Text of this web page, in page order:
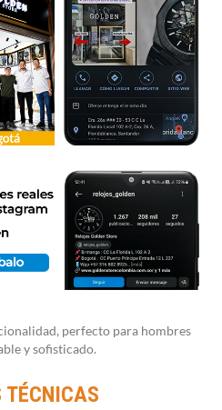
perfecto para hombres
y sofisticado.